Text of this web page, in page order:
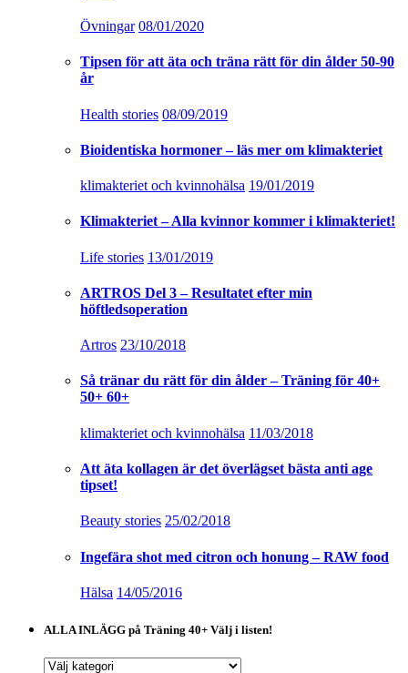
Övningar 08/01/2020
Tipsen för att äta och träna rätt för din ålder 50-90
år
Health stories 08/09/2019
Bioidentiska hormoner – läs mer om klimakteriet
klimakteriet och kvinnohälsa 19/01/2019
Klimakteriet – Alla kvinnor kommer i klimakteriet!
Life stories 13/01/2019
ARTROS Del 3 – Resultatet efter min
höftledsoperation
Artros 23/10/2018
Så tränar du rätt för din ålder – Träning för 40+
50+ 60+
klimakteriet och kvinnohälsa 11/03/2018
Att äta kollagen är det överlägset bästa anti age
tipset!
Beauty stories 25/02/2018
Ingefära shot med citron och honung – RAW food
Hälsa 14/05/2016
ALLA INLÄGG på Träning 40+ Välj i listen!
ALLA